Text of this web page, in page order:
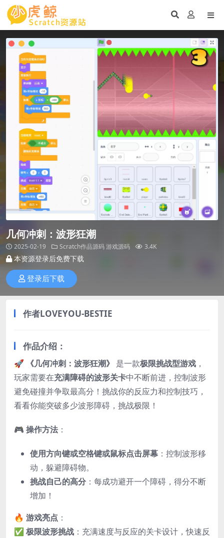
几何冲刺：波形狂潮
2025-02-19 Scratch作品源码游戏源码 3.4K
本资源登录后免费下载
登录后下载
作者LOVEYOU-BESTIE
作品介绍：
🚀 《几何冲刺：波形狂潮》 是一款极限挑战型游戏 ，
玩家需要在充满障碍的波形关卡中不断前进，控制波形
避免碰撞并争取最高分！挑战你的反应力和控制技巧，
看看你能突破多少波形障碍，挑战极限！
🎮 操作方法 ：
使用方向键或空格键或鼠标点击屏幕 ：控制波形移
动，躲避障碍物。
挑战自己的高分 ：每成功避开一个障碍，得分不断
增加！
🔥 游戏亮点 ：
✅ 极限波形挑战 ：充满速度与反应的关卡设计，快速反